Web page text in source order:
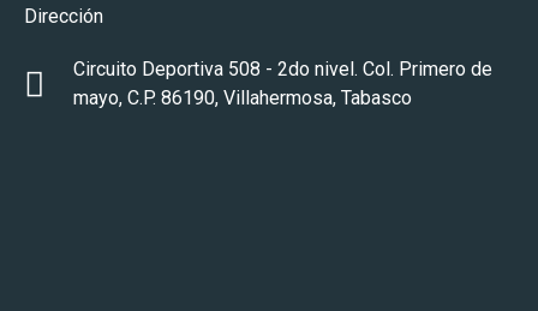
Dirección
Circuito Deportiva 508 - 2do nivel. Col. Primero de
mayo, C.P. 86190, Villahermosa, Tabasco